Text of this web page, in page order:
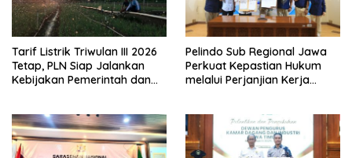
Tarif Listrik Triwulan III 2026
Tetap, PLN Siap Jalankan
Kebijakan Pemerintah dan
Pelindo Sub Regional Jawa
Perkuat Kepastian Hukum
melalui Perjanjian Kerja